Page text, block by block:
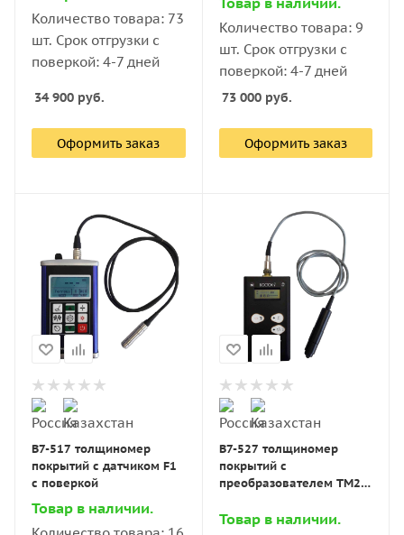
Количество товара: 73
шт. Срок отгрузки с
поверкой: 4-7 дней
34 900 руб.
Оформить заказ
Количество товара: 9
шт. Срок отгрузки с
поверкой: 4-7 дней
73 000руб.
Оформить заказ
В7-517 толщиномер
покрытий с датчиком F1
с поверкой
Товар в наличии.
В7-527 толщиномер
покрытий с
преобразователем ТМ20-
Товар в наличии.